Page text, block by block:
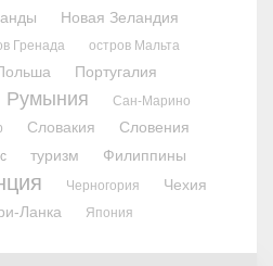
Новая Зеландия
Гренада
остров Мальта
Португалия
Румыния Сан-Марино
Словакия Словения
туризм
Филиппины
Черногория
Чехия
Ланка Япония